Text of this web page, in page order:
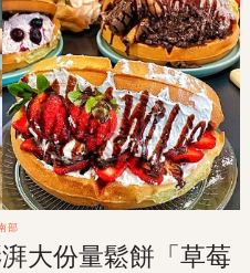
部
大份量鬆餅「草莓